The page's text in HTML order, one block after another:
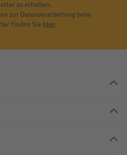
zu erhalten.
zur Datenverarbeitung beim
finden Sie hier.